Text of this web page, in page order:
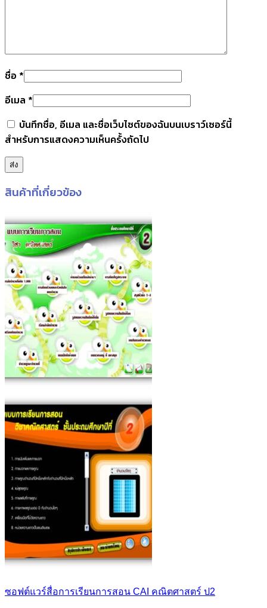
ชื่อ *
อีเมล *
บันทึกชื่อ, อีเมล และชื่อเว็บไซต์ของฉันบนเบราว์เซอร์นี้
สำหรับการแสดงความเห็นครั้งถัดไป
สินค้าที่เกี่ยวข้อง
ซอฟต์แวร์สื่อการเรียนการสอน CAI คณิตศาสตร์ ป2